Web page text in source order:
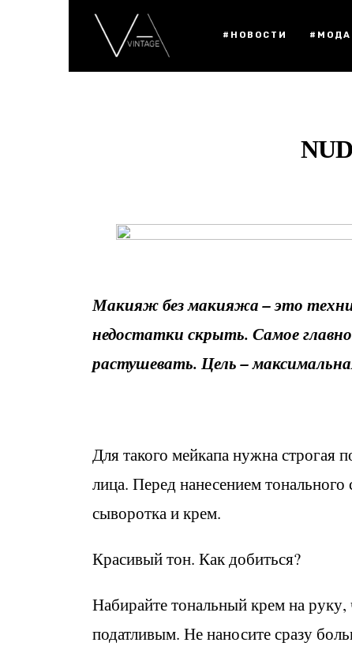
#НОВОСТИ #МОДА
Макияж без макияжа – это
недостатки скрыть. Самое
растушевать. Цель –
Для такого мейкапа нужна строгая
лица. Перед нанесением
сыворотка и крем.
Красивый тон. Как добиться?
Набирайте тональный крем на руку,
податливым. Не наносите сразу